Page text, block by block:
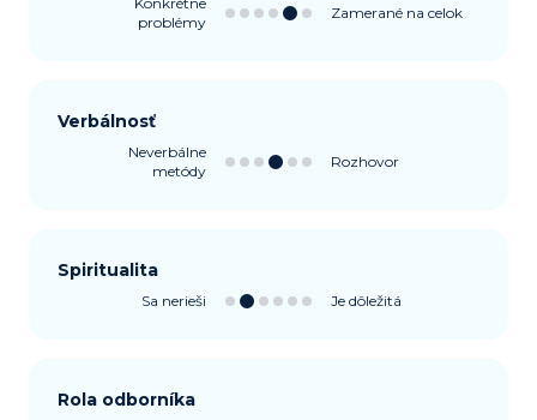
problémy
Zamerané na celok
Verbálnosť
Neverbálne
metódy
Rozhovor
Spiritualita
Sa nerieši Je dôležitá
Rola odborníka